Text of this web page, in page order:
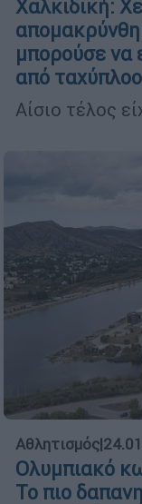
Χαλκιδική:
μπορούσε να
από ταχύπλοο
Αίσιο τέλος
Αθλητισμός|
Ολυμπιακό
Το πιο